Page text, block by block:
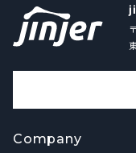
Company